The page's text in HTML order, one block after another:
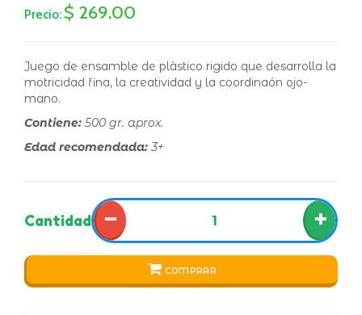
Precio: $ 269.00
Juego de ensamble de plàstico rigido que desarrolla la
motricidad fina, la creatividad y la coordinaón ojo-
mano.
Contiene: 500 gr. aprox.
Edad recomendada: 3+
Cantidad − +
COMPRAR